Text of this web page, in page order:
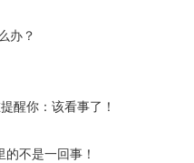
办？
醒你：该看事了！
不是一回事！